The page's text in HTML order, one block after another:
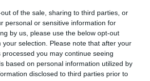
of the sale, sharing to third parties, or
personal or sensitive information for
by us, please use the below opt-out
your selection. Please note that after your
you may continue seeing
based on personal information utilized by
disclosed to third parties prior to
ΑΝΑΚΑΙΝΙΖΩ
ΕΠΙΔΟΤΗΣΗ
ΣΠΙΤΙ ΧΡΗΜΑΤΑ
ΡΟΗ ΕΙΔΗΣΕΩΝ
Δύσκολη νύχτα